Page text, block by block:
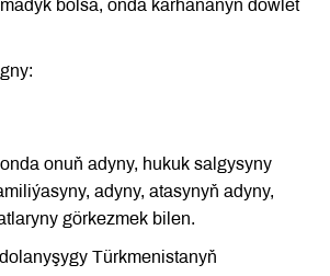
bolsa, onda kärhananyň döwlet
onuň adyny, hukuk salgysyny
adyny, atasynyň adyny,
görkezmek bilen.
Türkmenistanyň